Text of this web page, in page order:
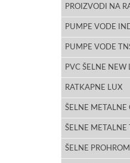
PROIZVODI NA
PUMPE VODE
PUMPE VODE
PVC ŠELNE NEW
RATKAPNE LUX
ŠELNE METALNE
ŠELNE METALNE
ŠELNE